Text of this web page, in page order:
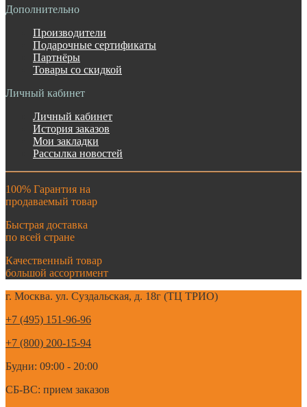
Дополнительно
Производители
Подарочные сертификаты
Партнёры
Товары со скидкой
Личный кабинет
Личный кабинет
История заказов
Мои закладки
Рассылка новостей
100% Гарантия на
продаваемый товар
Быстрая доставка
по всей стране
Качественный товар
большой ассортимент
г. Москва. ул. Суздальская, д. 18г (ТЦ ТРИО)
+7 (495) 151-96-96
+7 (800) 200-15-94
Будни: 09:00 - 20:00
СБ-ВС: прием заказов